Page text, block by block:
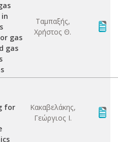
gas
gas
Ταμπαξής,
Χρήστος Θ.
for
Κακαβελάκης,
Γεώργιος Ι.